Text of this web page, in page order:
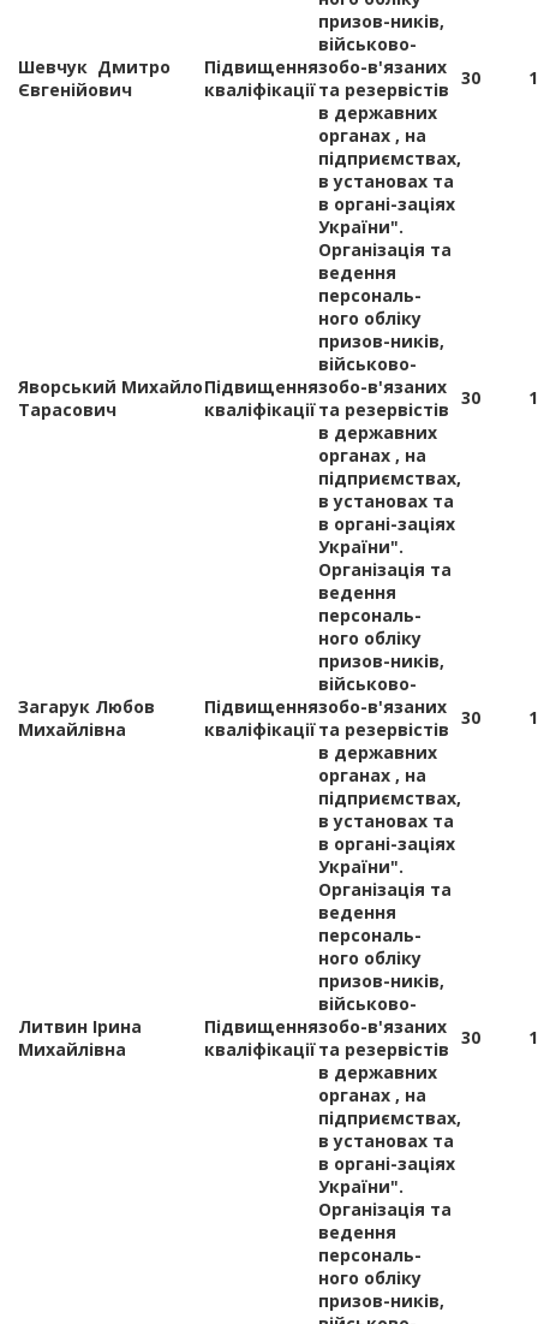
Шевчук Дмитро
Євгенійович
Підвищення
кваліфікації
призов-ників,
військово-
зобо-в'язаних
та резервістів
в державних
органах , на
підприємствах,
в установах та
в органі-заціях
України".
30 1
Яворський Михайло
Тарасович
Підвищення
кваліфікації
Організація та
ведення
персональ-
ного обліку
призов-ників,
військово-
зобо-в'язаних
та резервістів
в державних
органах , на
підприємствах,
в установах та
в органі-заціях
України".
30 1
Загарук Любов
Михайлівна
Підвищення
кваліфікації
Організація та
ведення
персональ-
ного обліку
призов-ників,
військово-
зобо-в'язаних
та резервістів
в державних
органах , на
підприємствах,
в установах та
в органі-заціях
України".
30 1
Литвин Ірина
Михайлівна
Підвищення
кваліфікації
Організація та
ведення
персональ-
ного обліку
призов-ників,
військово-
зобо-в'язаних
та резервістів
в державних
органах , на
підприємствах,
в установах та
в органі-заціях
України".
30 1
Організація та
ведення
персональ-
ного обліку
призов-ників,